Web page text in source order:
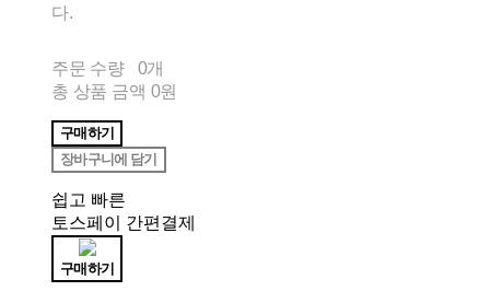
다.
주문 수량
0개
총 상품 금액 0원
구매하기
장바구니에 담기
쉽고 빠른
토스페이 간편결제
구매하기